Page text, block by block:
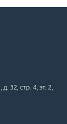
32, стр. 4, эт. 2,